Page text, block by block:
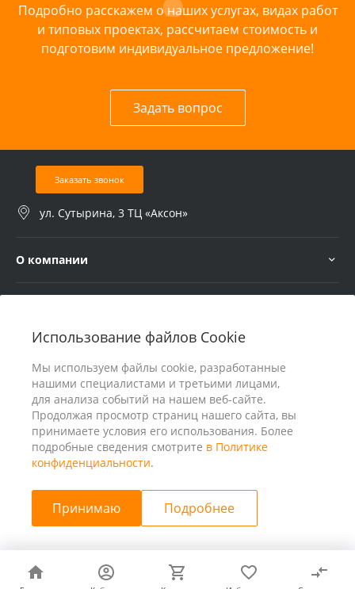
Использование файлов Cookie
Мы используем файлы cookie, разработанные
нашими специалистами и третьими лицами,
для анализа событий на нашем веб-сайте.
Продолжая просмотр страниц нашего сайта, вы
принимаете условия его использования. Более
подробные сведения смотрите в Политике
конфиденциальности.
Принимаю Подробнее
Подробно расскажем о наших услугах, видах работ
и типовых проектах, рассчитаем стоимость и
подготовим индивидуальное предложение!
Задать вопрос
Заказать звонок
ул. Сутырина, 3 ТЦ «Аксон»
О компании
© 2026 ООО «25 Киловатт» ИНН 4401188290, Все права
защищены